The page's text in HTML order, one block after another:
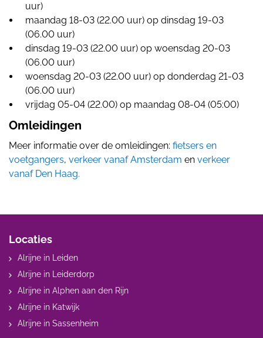
uur)
maandag 18-03 (22.00 uur) op dinsdag 19-03
(06.00 uur)
dinsdag 19-03 (22.00 uur) op woensdag 20-03
(06.00 uur)
woensdag 20-03 (22.00 uur) op donderdag 21-03
(06.00 uur)
vrijdag 05-04 (22.00) op maandag 08-04 (05:00)
Omleidingen
Meer informatie over de omleidingen: fietsers en
voetgangers, verkeer vanaf Amsterdam en verkeer
vanaf Den Haag.
Locaties
Alrijne in Leiden
Alrijne in Leiderdorp
Alrijne in Alphen aan den Rijn
Alrijne in Katwijk
Alrijne in Sassenheim